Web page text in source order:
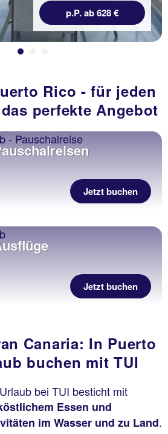
p.P. ab 628 €
Rico - für jeden
perfekte Angebot
Jetzt buchen
Jetzt buchen
Canaria: In Puerto
buchen mit TUI
bei TUI besticht mit
Essen und
im Wasser und zu Land.